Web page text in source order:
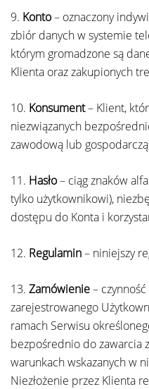
9. Konto– oznaczony
zbiór danych w systemie
którym gromadzone są
Klienta oraz zakupionych
10. Konsument– Klient,
niezwiązanych
zawodową lub
11. Hasło– ciąg znaków
tylko użytkownikowi),
dostępu do Konta i
12. Regulamin– niniejszy
13. Zamówienie–
zarejestrowanego
ramach Serwisu
bezpośrednio do zawarcia
warunkach wskazanych w
Niezłożenie przez Klienta